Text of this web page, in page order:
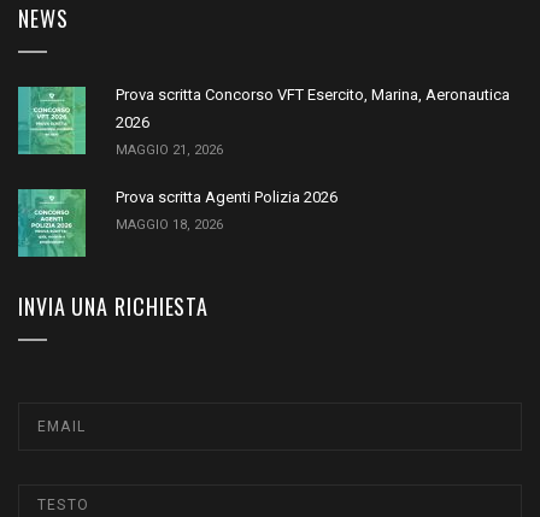
NEWS
Prova scritta Concorso VFT Esercito, Marina, Aeronautica
2026
MAGGIO 21, 2026
Prova scritta Agenti Polizia 2026
MAGGIO 18, 2026
INVIA UNA RICHIESTA